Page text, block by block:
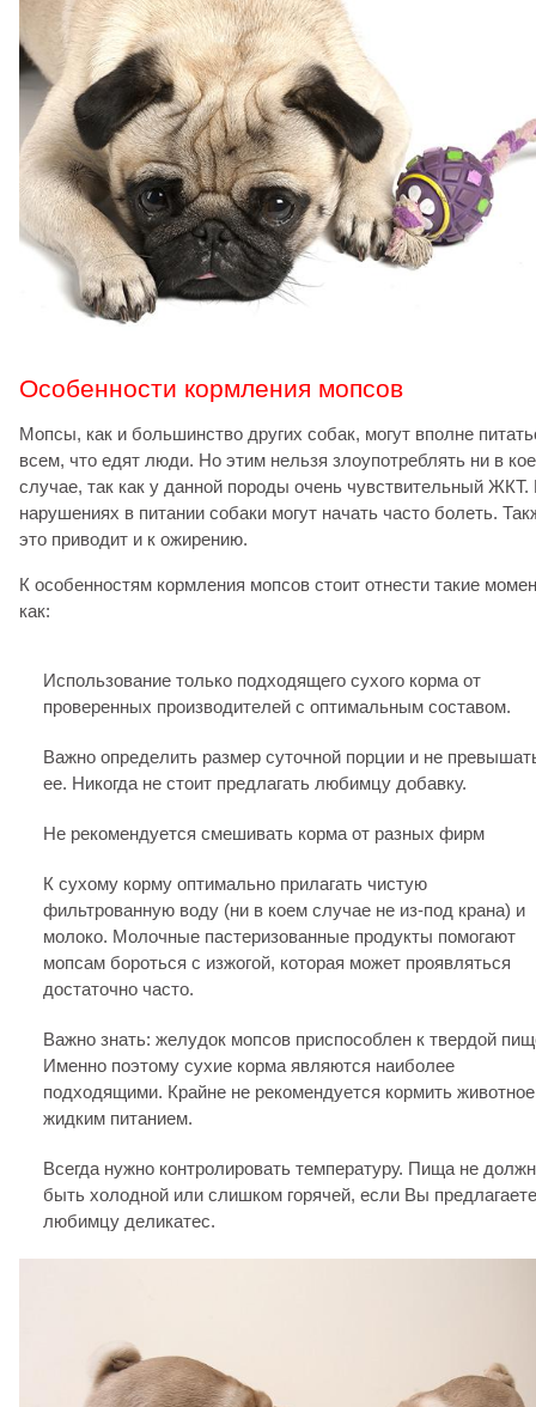
Особенности кормления мопсов
Мопсы, как и большинство других собак, могут вполне
всем, что едят люди. Но этим нельзя злоупотреблять ни в
случае, так как у данной породы очень чувствительный ЖКТ.
нарушениях в питании собаки могут начать часто болеть.
это приводит и к ожирению.
К особенностям кормления мопсов стоит отнести такие
как:
Использование только подходящего сухого корма от
проверенных производителей с оптимальным составом.
Важно определить размер суточной порции и не
ее. Никогда не стоит предлагать любимцу добавку.
Не рекомендуется смешивать корма от разных фирм
К сухому корму оптимально прилагать чистую
фильтрованную воду (ни в коем случае не из-под крана) и
молоко. Молочные пастеризованные продукты помогают
мопсам бороться с изжогой, которая может проявляться
достаточно часто.
Важно знать: желудок мопсов приспособлен к твердой
Именно поэтому сухие корма являются наиболее
подходящими. Крайне не рекомендуется кормить животное
жидким питанием.
Всегда нужно контролировать температуру. Пища не
быть холодной или слишком горячей, если Вы предлагаете
любимцу деликатес.